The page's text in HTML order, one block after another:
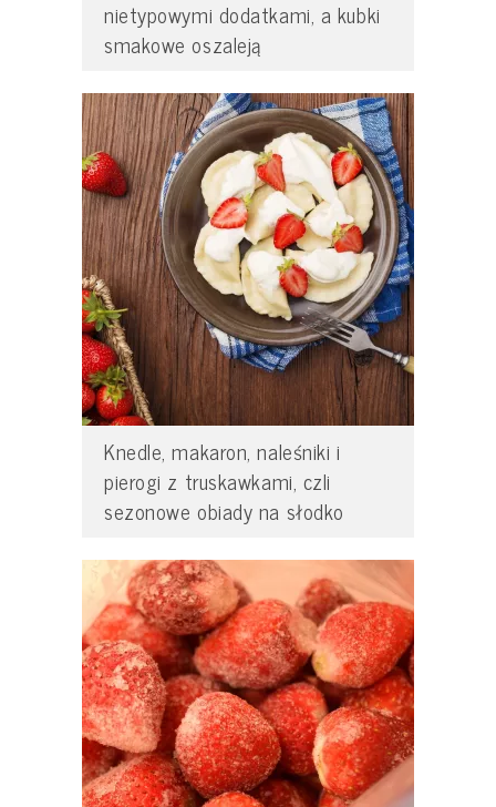
nietypowymi dodatkami, a kubki
smakowe oszaleją
Knedle, makaron, naleśniki i
pierogi z truskawkami, czli
sezonowe obiady na słodko